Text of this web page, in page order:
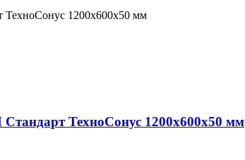
ТехноСонус 1200х600х50 мм